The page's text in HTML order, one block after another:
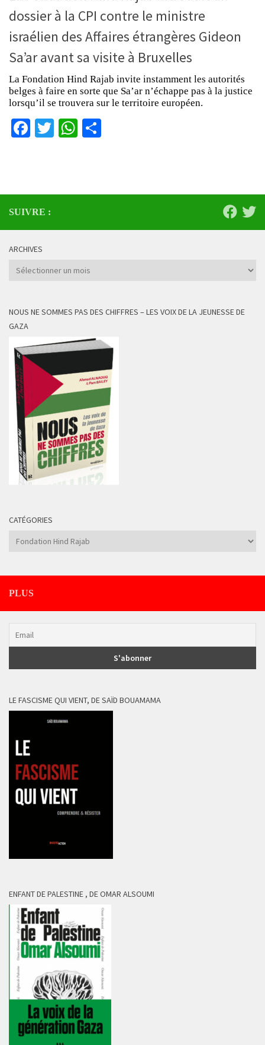
dossier à la CPI contre le ministre
israélien des Affaires étrangères Gideon
Sa’ar avant sa visite à Bruxelles
La Fondation Hind Rajab invite instamment les autorités
belges à faire en sorte que Sa’ar n’échappe pas à la justice
lorsqu’il se trouvera sur le territoire européen.
Facebook
TwitterWhatsApp
SUIVRE :
ARCHIVES
Archives
NOUS NE SOMMES PAS DES CHIFFRES – LES VOIX DE LA JEUNESSE DE
GAZA
CATÉGORIES
Catégories
PLUS
LE FASCISME QUI VIENT, DE SAÏD BOUAMAMA
ENFANT DE PALESTINE , DE OMAR ALSOUMI